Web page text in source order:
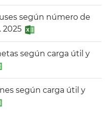
según número de
2025
según carga útil y
según carga útil y